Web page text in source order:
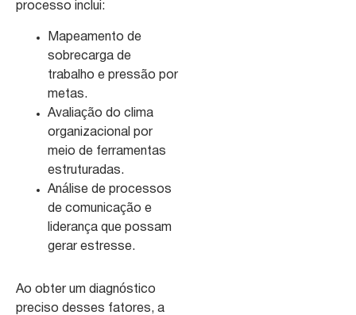
processo inclui:
Mapeamento de
sobrecarga de
trabalho e pressão por
metas.
Avaliação do clima
organizacional por
meio de ferramentas
estruturadas.
Análise de processos
de comunicação e
liderança que possam
gerar estresse.
Ao obter um diagnóstico
preciso desses fatores, a